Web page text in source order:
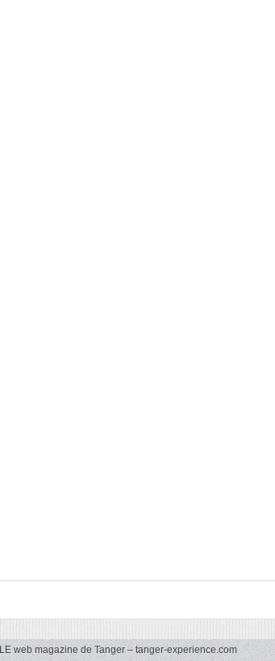
LE web magazine de Tanger – tanger-experience.com